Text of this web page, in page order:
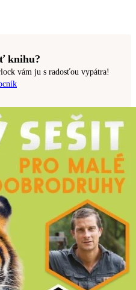
knihu?
vám ju s radosťou vypátra!